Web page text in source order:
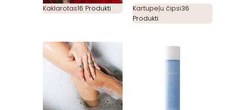
Kaklarotas16 Produkti Kartupeļu čipsi36
Produkti